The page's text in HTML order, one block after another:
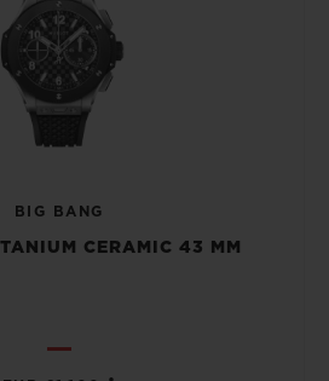
BIG BANG
CERAMIC 43 MM